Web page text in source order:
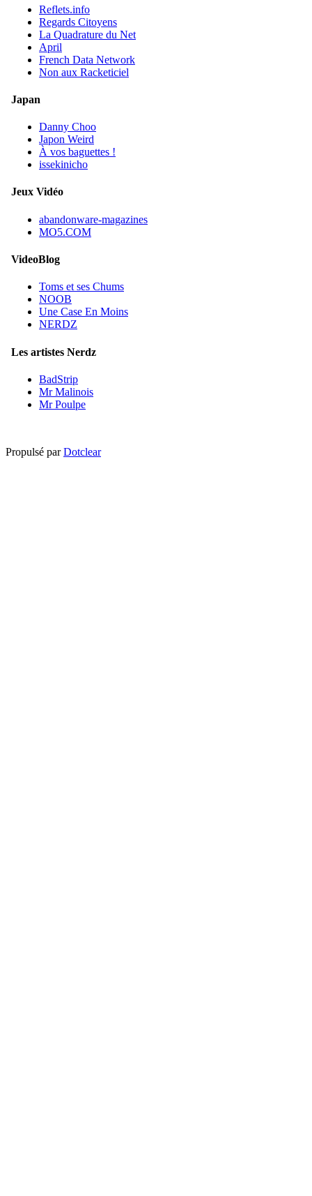
Reflets.info
Regards Citoyens
La Quadrature du Net
April
French Data Network
Non aux Racketiciel
Japan
Danny Choo
Japon Weird
À vos baguettes !
issekinicho
Jeux Vidéo
abandonware-magazines
MO5.COM
VideoBlog
Toms et ses Chums
NOOB
Une Case En Moins
NERDZ
Les artistes Nerdz
BadStrip
Mr Malinois
Mr Poulpe
Propulsé parDotclear